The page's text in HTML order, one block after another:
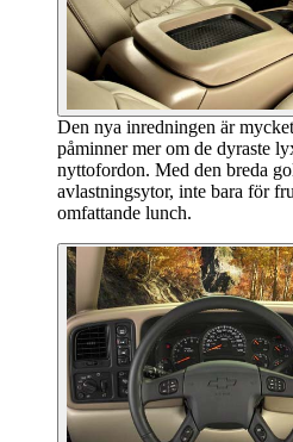
Den nya inredningen är
påminner mer om de dyraste
nyttofordon. Med den breda
avlastningsytor, inte bara för
omfattande lunch.